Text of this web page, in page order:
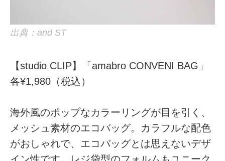
出典：and ST
【studio CLIP】「amabro CONVENI BAG」
各¥1,980（税込）
海外風のポップなカラーリングが目を引く、
メッシュ素材のエコバッグ。カラフルな配色
がおしゃれで、エコバッグとは思えないデザ